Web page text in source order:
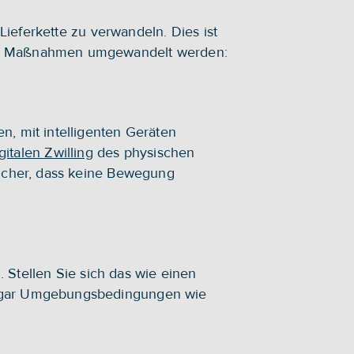
zu verwandeln. Dies ist
umgewandelt werden:
mit intelligenten Geräten
Zwilling des physischen
dass keine Bewegung
Stellen Sie sich das wie einen
Umgebungsbedingungen wie